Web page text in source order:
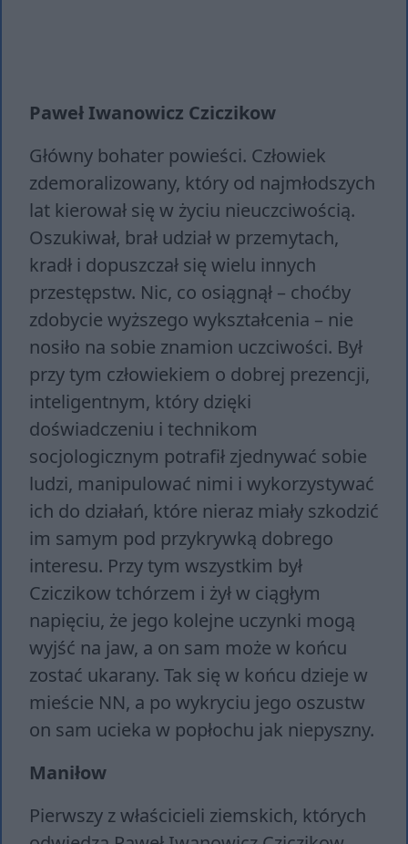
Paweł Iwanowicz Cziczikow
Główny bohater powieści. Człowiek
zdemoralizowany, który od najmłodszych
lat kierował się w życiu nieuczciwością.
Oszukiwał, brał udział w przemytach,
kradł i dopuszczał się wielu innych
przestępstw. Nic, co osiągnął – choćby
zdobycie wyższego wykształcenia – nie
nosiło na sobie znamion uczciwości. Był
przy tym człowiekiem o dobrej prezencji,
inteligentnym, który dzięki
doświadczeniu i technikom
socjologicznym potrafił zjednywać sobie
ludzi, manipulować nimi i wykorzystywać
ich do działań, które nieraz miały szkodzić
im samym pod przykrywką dobrego
interesu. Przy tym wszystkim był
Cziczikow tchórzem i żył w ciągłym
napięciu, że jego kolejne uczynki mogą
wyjść na jaw, a on sam może w końcu
zostać ukarany. Tak się w końcu dzieje w
mieście NN, a po wykryciu jego oszustw
on sam ucieka w popłochu jak niepyszny.
Maniłow
Pierwszy z właścicieli ziemskich, których